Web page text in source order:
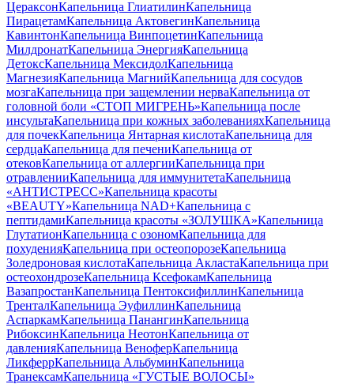
ЦераксонКапельница ГлиатилинКапельница
ПирацетамКапельница АктовегинКапельница
КавинтонКапельница ВинпоцетинКапельница
МилдронатКапельница ЭнергияКапельница
ДетоксКапельница МексидолКапельница
МагнезияКапельница МагнийКапельница для сосудов
мозгаКапельница при защемлении нерваКапельница от
головной боли «СТОП МИГРЕНЬ»Капельница после
инсультаКапельница при кожных заболеванияхКапельница
для почекКапельница Янтарная кислотаКапельница для
сердцаКапельница для печениКапельница от
отековКапельница от аллергииКапельница при
отравленииКапельница для иммунитетаКапельница
«АНТИСТРЕСС»Капельница красоты
«BEAUTY»Капельница NAD+Капельница с
пептидамиКапельница красоты «ЗОЛУШКА»Капельница
ГлутатионКапельница с озономКапельница для
похуденияКапельница при остеопорозеКапельница
Золедроновая кислотаКапельница АкластаКапельница при
остеохондрозеКапельница КсефокамКапельница
ВазапростанКапельница ПентоксифиллинКапельница
ТренталКапельница ЭуфиллинКапельница
АспаркамКапельница ПанангинКапельница
РибоксинКапельница НеотонКапельница от
давленияКапельница ВеноферКапельница
ЛикферрКапельница АльбуминКапельница
ТранексамКапельница «ГУСТЫЕ ВОЛОСЫ»